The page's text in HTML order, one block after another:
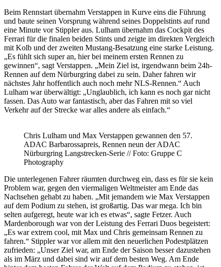
Beim Rennstart übernahm Verstappen in Kurve eins die Führung
und baute seinen Vorsprung während seines Doppelstints auf rund
eine Minute vor Stippler aus. Lulham übernahm das Cockpit des
Ferrari für die finalen beiden Stints und zeigte im direkten Vergleich
mit Kolb und der zweiten Mustang-Besatzung eine starke Leistung.
„Es fühlt sich super an, hier bei meinem ersten Rennen zu
gewinnen“, sagt Verstappen. „Mein Ziel ist, irgendwann beim 24h-
Rennen auf dem Nürburgring dabei zu sein. Daher fahren wir
nächstes Jahr hoffentlich auch noch mehr NLS-Rennen.“ Auch
Lulham war überwältigt: „Unglaublich, ich kann es noch gar nicht
fassen. Das Auto war fantastisch, aber das Fahren mit so viel
Verkehr auf der Strecke war alles andere als einfach.“
Chris Lulham und Max Verstappen gewannen den 57.
ADAC Barbarossapreis, Rennen neun der ADAC
Nürburgring Langstrecken-Serie // Foto: Gruppe C
Photography
Die unterlegenen Fahrer räumten durchweg ein, dass es für sie kein
Problem war, gegen den viermaligen Weltmeister am Ende das
Nachsehen gehabt zu haben. „Mit jemandem wie Max Verstappen
auf dem Podium zu stehen, ist großartig. Das war mega. Ich bin
selten aufgeregt, heute war ich es etwas“, sagte Fetzer. Auch
Mardenborough war von der Leistung des Ferrari Duos begeistert:
„Es war extrem cool, mit Max und Chris gemeinsam Rennen zu
fahren.“ Stippler war vor allem mit den neuerlichen Podestplätzen
zufrieden: „Unser Ziel war, am Ende der Saison besser dazustehen
als im März und dabei sind wir auf dem besten Weg. Am Ende